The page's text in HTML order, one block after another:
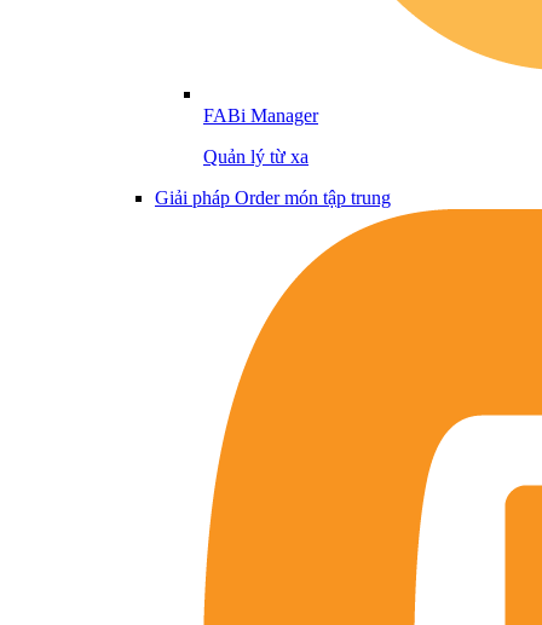
FABi Manager
Quản lý từ xa
Giải pháp Order món tập trung